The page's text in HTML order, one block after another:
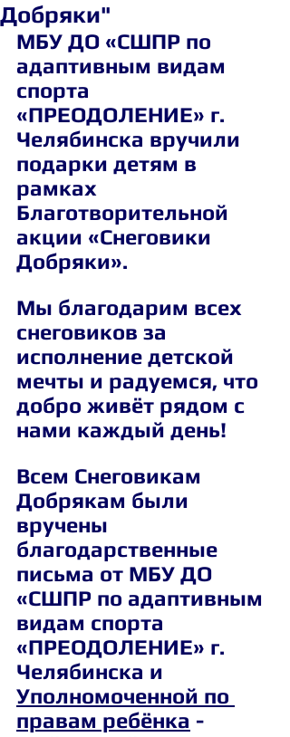
Добряки"
МБУ ДО «СШПР по
адаптивным видам
спорта
«ПРЕОДОЛЕНИЕ» г.
Челябинска вручили
подарки детям в
рамках
Благотворительной
акции «Снеговики
Добряки».
Мы благодарим всех
снеговиков за
исполнение детской
мечты и радуемся, что
добро живёт рядом с
нами каждый день!
Всем Снеговикам
Добрякам были
вручены
благодарственные
письма от МБУ ДО
«СШПР по адаптивным
видам спорта
«ПРЕОДОЛЕНИЕ» г.
Челябинска и
Уполномоченной по
правам ребёнка -